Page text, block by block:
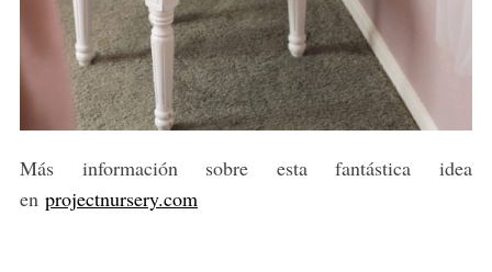
Más información sobre esta fantástica idea
en projectnursery.com